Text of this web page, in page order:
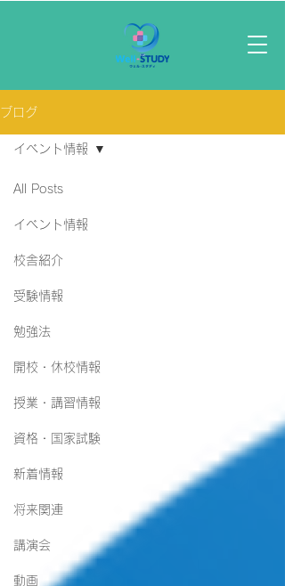
ブログ
All Posts
イベント情報
校舎紹介
受験情報
勉強法
開校・休校情報
授業・講習情報
資格・国家試験
新着情報
将来関連
講演会
動画
イベント情報